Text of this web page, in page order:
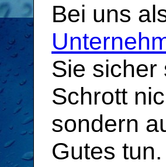
Bei uns
Sie sicher
Schrott
sondern
Gutes